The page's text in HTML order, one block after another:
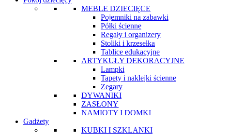
MEBLE DZIECIĘCE
Pojemniki na zabawki
Półki ścienne
Regały i organizery
Stoliki i krzesełka
Tablice edukacyjne
ARTYKUŁY DEKORACYJNE
Lampki
Tapety i naklejki ścienne
Zegary
DYWANIKI
ZASŁONY
NAMIOTY I DOMKI
Gadżety
KUBKI I SZKLANKI